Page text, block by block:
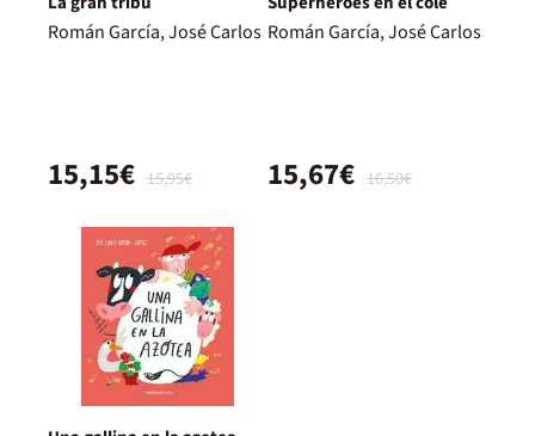
Román García, José Carlos
15,95€
15,15€
Román García, José Carlos
16,50€
15,67€